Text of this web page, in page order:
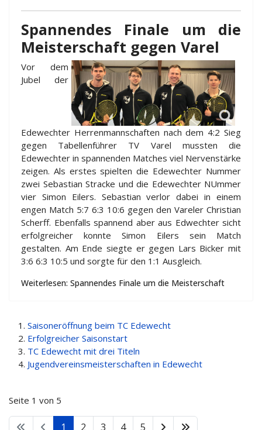
Spannendes Finale um die
Meisterschaft gegen Varel
Vor dem
Jubel der
Edewechter Herrenmannschaften nach dem 4:2 Sieg
gegen Tabellenführer TV Varel mussten die
Edewechter in spannenden Matches viel Nervenstärke
zeigen. Als erstes spielten die Edewechter Nummer
zwei Sebastian Stracke und die Edewechter NUmmer
vier Simon Eilers. Sebastian verlor dabei in einem
engen Match 5:7 6:3 10:6 gegen den Vareler Christian
Scherff. Ebenfalls spannend aber aus Edwechter sicht
erfolgreicher konnte Simon Eilers sein Match
gestalten. Am Ende siegte er gegen Lars Bicker mit
3:6 6:3 10:5 und sorgte für den 1:1 Ausgleich.
Weiterlesen: Spannendes Finale um die Meisterschaft
Saisoneröffnung beim TC Edewecht
Erfolgreicher Saisonstart
TC Edewecht mit drei Titeln
Jugendvereinsmeisterschaften in Edewecht
Seite 1 von 5
1 2 3 4 5